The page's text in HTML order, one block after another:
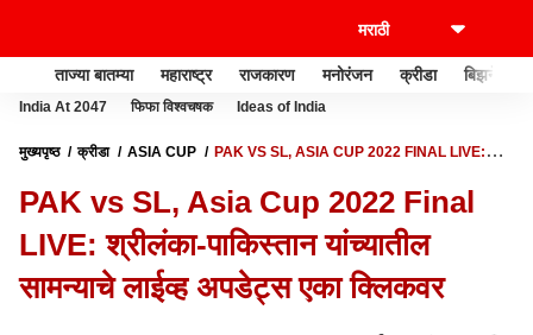
ताज्या बातम्या महाराष्ट्र राजकारण मनोरंजन क्रीडा बिझनेस
India At 2047 फिफा विश्वचषक Ideas of India
मुख्यपृष्ठ क्रीडा ASIA CUP
PAK VS SL, ASIA CUP 2022 FINAL LIVE:
PAK vs SL, Asia Cup 2022 Final
LIVE: श्रीलंका-पाकिस्तान यांच्यातील
सामन्याचे लाईव्ह अपडेट्स एका क्लिकवर